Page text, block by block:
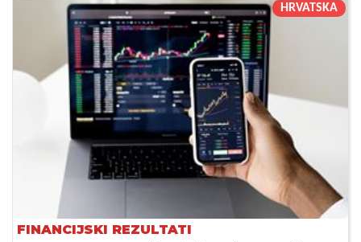
HRVATSKA
FINANCIJSKI REZULTATI